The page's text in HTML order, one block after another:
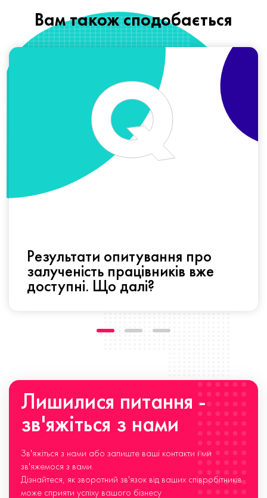
Вам також сподобається
Результати опитування про
залученість працівників вже
доступні. Що далі?
Лишилися питання -
зв'яжіться з нами
Зв'яжіться з нами або залиште ваші контакти і ми
зв'яжемося з вами.
Дізнайтеся, як зворотний зв'язок від ваших співробітників
може сприяти успіху вашого бізнесу